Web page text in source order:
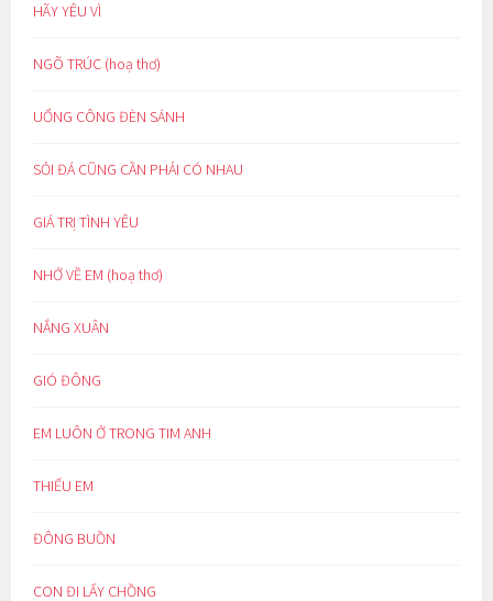
HÃY YÊU VÌ
NGÕ TRÚC (hoạ thơ)
UỔNG CÔNG ĐÈN SÁNH
SỎI ĐÁ CŨNG CẦN PHẢI CÓ NHAU
GIÁ TRỊ TÌNH YÊU
NHỚ VỀ EM (hoạ thơ)
NẮNG XUÂN
GIÓ ĐÔNG
EM LUÔN Ở TRONG TIM ANH
THIẾU EM
ĐÔNG BUỒN
CON ĐI LẤY CHỒNG